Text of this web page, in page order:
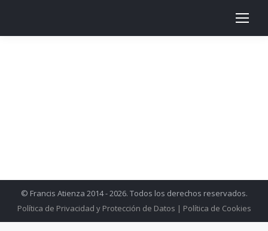
© Francis Atienza 2014 - 2026. Todos los derechos reservados.
Política de Privacidad y Protección de Datos | Política de Cookies